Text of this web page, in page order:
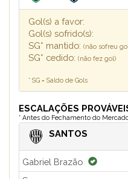
Gol(s) a favor:
Gol(s) sofrido(s):
SG* mantido: (não sofreu
SG* cedido: (não fez gol)
* SG = Saldo de Gols
ESCALAÇÕES
* Antes do Fechamento do
SANTOS
Gabriel Brazão